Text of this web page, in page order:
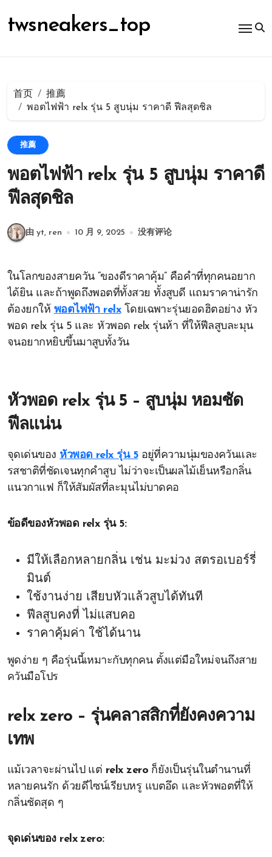
容
twsneakers_top
首页
推薦
พอตไฟฟ้า relx รุ่น 5 สูบนุ่ม ราคาดี ฟีลสุดชิล
推薦
พอตไฟฟ้า relx รุ่น 5 สูบนุ่ม ราคาดี
ฟีลสุดชิล
由 yt, ren 10 月 9, 2025 没有评论
ในโลกของสายควัน “ของดีราคาคุ้ม” คือคำที่ทุกคนอยาก
ได้ยิน และถ้าพูดถึงพอตที่ทั้งสวย ทั้งสูบดี แถมราคาน่ารัก
ต้องยกให้ พอตไฟฟ้า relxโดยเฉพาะรุ่นยอดฮิตอย่าง หัว
พอด relx รุ่น 5 และ หัวพอด relx รุ่นห้า ที่ให้ฟีลสูบละมุน
จนอยากหยิบขึ้นมาสูบทั้งวัน
หัวพอด relx รุ่น 5 – สูบนุ่ม หอมชัด
ฟีลแน่น
จุดเด่นของ หัวพอด relx รุ่น 5อยู่ที่ความนุ่มของควันและ
รสชาติที่ชัดเจนทุกคำสูบ ไม่ว่าจะเป็นผลไม้เย็นหรือกลิ่น
แนวกาแฟ ก็ให้สัมผัสที่ละมุนไม่บาดคอ
ข้อดีของหัวพอด relx รุ่น 5:
มีให้เลือกหลายกลิ่น เช่น มะม่วง สตรอเบอร์รี่
มินต์
ใช้งานง่าย เสียบหัวแล้วสูบได้ทันที
ฟีลสูบคงที่ ไม่แสบคอ
ราคาคุ้มค่า ใช้ได้นาน
พูดง่าย ๆ คือรุ่นนี้เหมาะกับทุกคน ตั้งแต่มือใหม่จนถึงสาย
ควันมือโปร
relx zero – รุ่นคลาสสิกที่ยังคงความ
เทพ
แม้เวลาจะผ่านไป แต่ relx zeroก็ยังเป็นรุ่นในตำนานที่
หลายคนรัก ด้วยดีไซน์เรียบหรู แบตอึด และหัวพอตที่ให้
กลิ่นชัดสุด ๆ
จุดเด่นของ relx zero: